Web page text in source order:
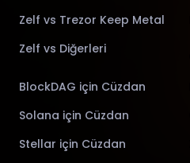
Zelf vs Trezor Keep Metal
Zelf vs Diğerleri
BlockDAG için Cüzdan
Solana için Cüzdan
Stellar için Cüzdan